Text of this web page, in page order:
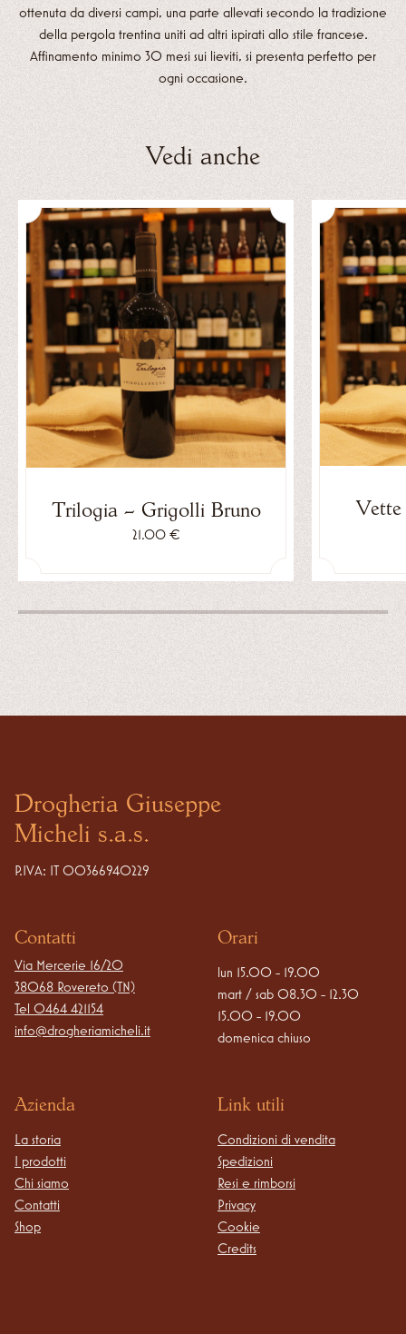
ottenuta da diversi campi, una parte allevati secondo la tradizione
della pergola trentina uniti ad altri ispirati allo stile francese.
Affinamento minimo 30 mesi sui lieviti, si presenta perfetto per
ogni occasione.
Vedi anche
Trilogia – Grigolli Bruno
21.00 €
Vette
Drogheria Giuseppe
Micheli s.a.s.
P.IVA: IT 00366940229
Contatti
Via Mercerie 16/20
38068 Rovereto (TN)
Tel 0464 421154
info@drogheriamicheli.it
Orari
lun 15.00 - 19.00
mart / sab 08.30 - 12.30
15.00 - 19.00
domenica chiuso
Azienda
La storia
I prodotti
Chi siamo
Contatti
Shop
Link utili
Condizioni di vendita
Spedizioni
Resi e rimborsi
Privacy
Cookie
Credits